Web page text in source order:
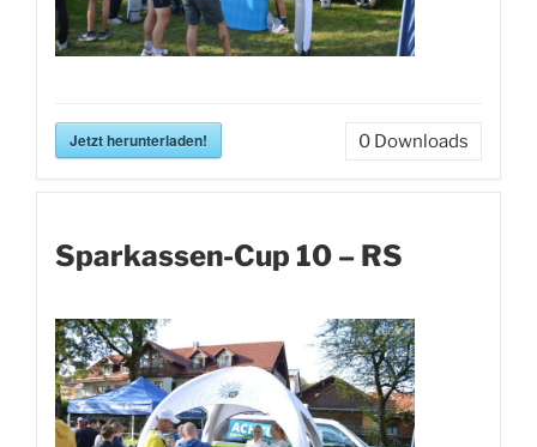
Jetzt herunterladen! 0 Downloads
Sparkassen-Cup 10 – RS